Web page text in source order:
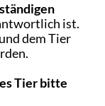
ist.
dem Tier
Tier bitte